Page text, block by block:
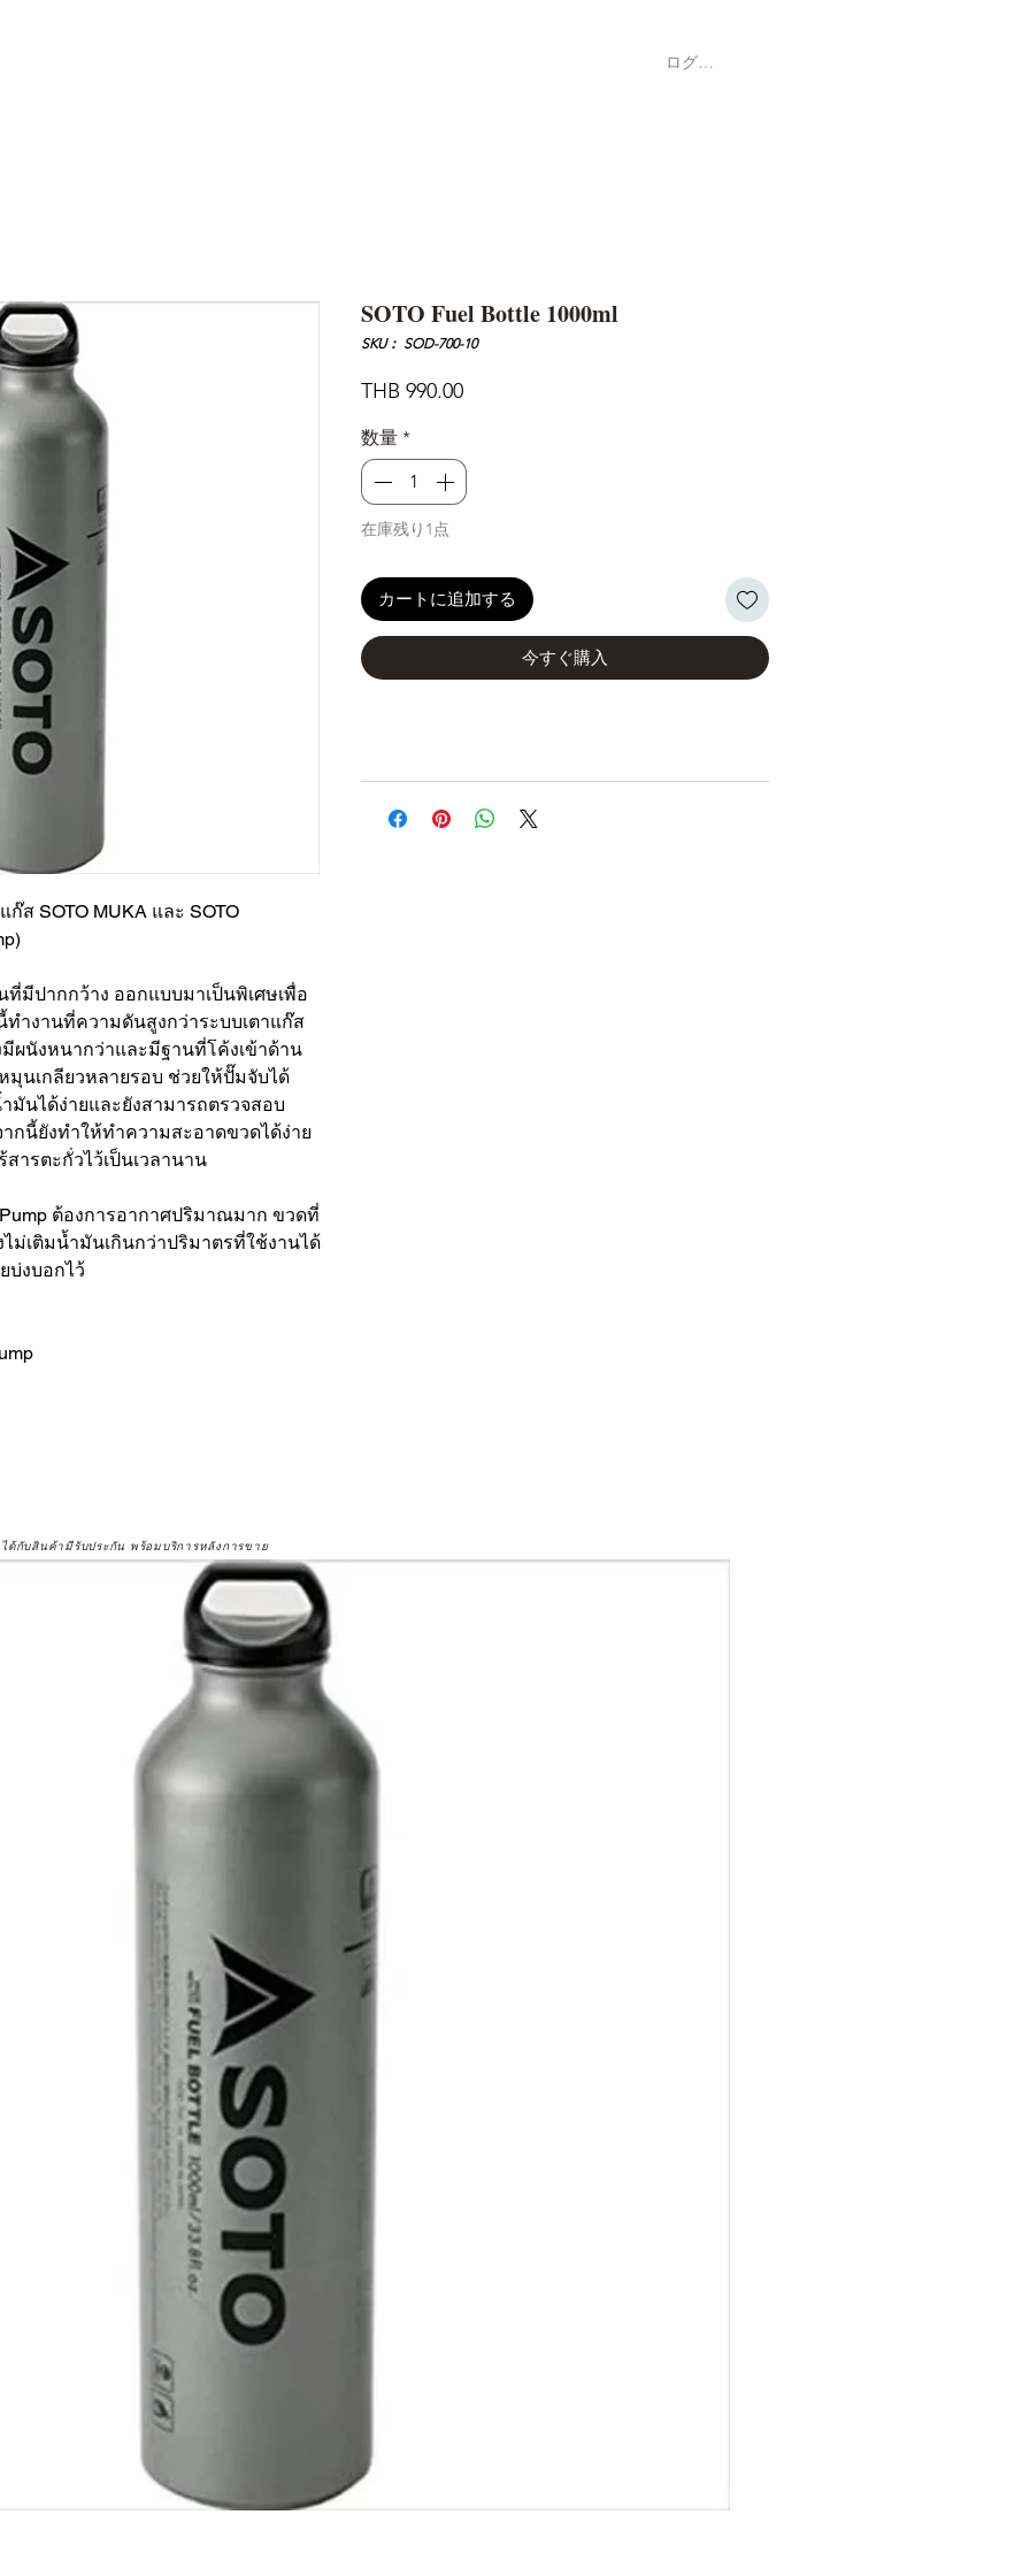
ログイン
ส SOTO MUKA และ SOTO
มีปากกว้าง ออกแบบมาเป็นพิเศษเพื่อ
ทำงานที่ความดันสูงกว่าระบบเตาแก๊ส
ผนังหนากว่าและมีฐานที่โค้งเข้าด้าน
มุนเกลียวหลายรอบ ช่วยให้ปั๊มจับได้
มันได้ง่ายและยังสามารถตรวจสอบ
กนี้ยังทำให้ทำความสะอาดขวดได้ง่าย
ารตะกั่วไว้เป็นเวลานาน
ต้องการอากาศปริมาณมาก ขวดที่
ม่เติมน้ำมันเกินกว่าปริมาตรที่ใช้งานได้
บ่งบอกไว้
SOTO Fuel Bottle 1000ml
SKU： SOD-700-10
THB 990.00価
数量 *
在庫残り1点
カートに追加する
今すぐ購入
ด้กับสินค้ามีรับประกัน พร้อมบริการหลังการขาย